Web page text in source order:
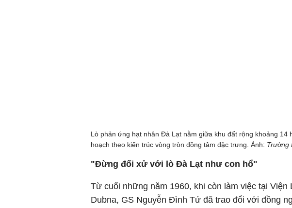
Lò phản ứng hạt nhân Đà Lạt nằm giữa khu đất rộng khoảng
hoạch theo kiến trúc vòng tròn đồng tâm đặc trưng. Ảnh: Trường
"Đừng đối xử với lò Đà Lạt như con hổ"
Từ cuối những năm 1960, khi còn làm việc tại
Dubna, GS Nguyễn Đình Tứ đã trao đổi với đồng